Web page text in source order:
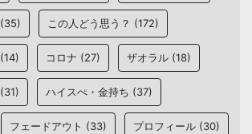
(35) この人どう思う？ (172)
(14) コロナ (27) ザオラル (18)
(31) ハイスぺ・金持ち (37)
フェードアウト (33) プロフィール (30)